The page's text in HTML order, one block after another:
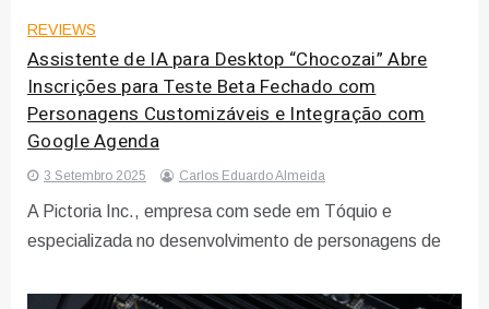
REVIEWS
Assistente de IA para Desktop “Chocozai” Abre
Inscrições para Teste Beta Fechado com
Personagens Customizáveis e Integração com
Google Agenda
3 Setembro 2025 Carlos Eduardo Almeida
A Pictoria Inc., empresa com sede em Tóquio e
especializada no desenvolvimento de personagens de